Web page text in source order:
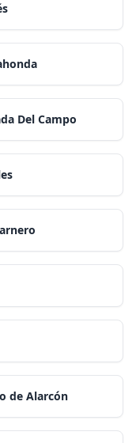
Del Campo
de Alarcón